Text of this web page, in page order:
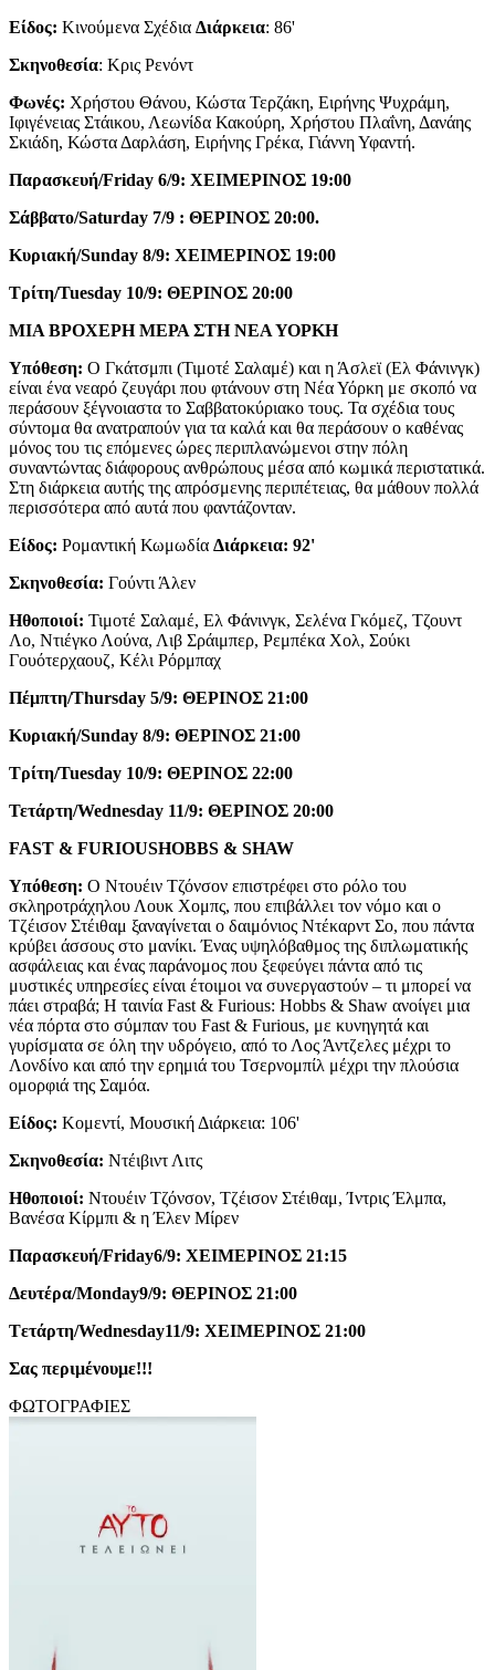
Eίδος: Kινούμενα Σχέδια Διάρκεια: 86'
Σκηνοθεσία: Κρις Ρενόντ
Φωνές: Χρήστου Θάνου, Κώστα Τερζάκη, Ειρήνης Ψυχράμη,
Ιφιγένειας Στάικου, Λεωνίδα Κακούρη, Χρήστου Πλαΐνη, Δανάης
Σκιάδη, Κώστα Δαρλάση, Ειρήνης Γρέκα, Γιάννη Υφαντή.
Παρασκευή/Friday 6/9: XEIMEΡΙΝΟΣ 19:00
Σάββατο/Saturday 7/9 : ΘΕΡΙΝΟΣ 20:00.
Κυριακή/Sunday 8/9: XEIMEΡΙΝΟΣ 19:00
Τρίτη/Tuesday 10/9: ΘEΡΙΝΟΣ 20:00
ΜΙΑ ΒΡΟΧΕΡΗ ΜΕΡΑ ΣΤΗ ΝΕΑ ΥΟΡΚΗ
Υπόθεση: Ο Γκάτσμπι (Τιμοτέ Σαλαμέ) και η Άσλεϊ (Ελ Φάνινγκ)
είναι ένα νεαρό ζευγάρι που φτάνουν στη Νέα Υόρκη με σκοπό να
περάσουν ξέγνοιαστα το Σαββατοκύριακο τους. Τα σχέδια τους
σύντομα θα ανατραπούν για τα καλά και θα περάσουν ο καθένας
μόνος του τις επόμενες ώρες περιπλανώμενοι στην πόλη
συναντώντας διάφορους ανθρώπους μέσα από κωμικά περιστατικά.
Στη διάρκεια αυτής της απρόσμενης περιπέτειας, θα μάθουν πολλά
περισσότερα από αυτά που φαντάζονταν.
Είδος: Ρομαντική Κωμωδία Διάρκεια: 92'
Σκηνοθεσία: Γούντι Άλεν
Ηθοποιοί: Τιμοτέ Σαλαμέ, Ελ Φάνινγκ, Σελένα Γκόμεζ, Τζουντ
Λο, Ντιέγκο Λούνα, Λιβ Σράιμπερ, Ρεμπέκα Χολ, Σούκι
Γουότερχαουζ, Κέλι Ρόρμπαχ
Πέμπτη/Thursday 5/9: ΘΕΡΙΝΟΣ 21:00
Κυριακή/Sunday 8/9: ΘΕΡΙΝΟΣ 21:00
Τρίτη/Tuesday 10/9: ΘΕΡΙΝΟΣ 22:00
Τετάρτη/Wednesday 11/9: ΘΕΡΙΝΟΣ 20:00
FAST & FURIOUSHOBBS & SHAW
Υπόθεση: Ο Ντουέιν Τζόνσον επιστρέφει στο ρόλο του
σκληροτράχηλου Λουκ Χομπς, που επιβάλλει τον νόμο και ο
Τζέισον Στέιθαμ ξαναγίνεται ο δαιμόνιος Ντέκαρντ Σο, που πάντα
κρύβει άσσους στο μανίκι. Ένας υψηλόβαθμος της διπλωματικής
ασφάλειας και ένας παράνομος που ξεφεύγει πάντα από τις
μυστικές υπηρεσίες είναι έτοιμοι να συνεργαστούν – τι μπορεί να
πάει στραβά; Η ταινία Fast & Furious: Hobbs & Shaw ανοίγει μια
νέα πόρτα στο σύμπαν του Fast & Furious, με κυνηγητά και
γυρίσματα σε όλη την υδρόγειο, από το Λος Άντζελες μέχρι το
Λονδίνο και από την ερημιά του Τσερνομπίλ μέχρι την πλούσια
ομορφιά της Σαμόα.
Είδος: Κομεντί, Μουσική Διάρκεια: 106'
Σκηνοθεσία: Ντέιβιντ Λιτς
Ηθοποιοί: Ντουέιν Τζόνσον, Τζέισον Στέιθαμ, Ίντρις Έλμπα,
Βανέσα Κίρμπι & η Έλεν Μίρεν
Παρασκευή/Friday6/9: ΧΕΙΜΕΡΙΝΟΣ 21:15
Δευτέρα/Monday9/9: ΘEΡΙΝΟΣ 21:00
Tετάρτη/Wednesday11/9: XEIMEΡΙΝΟΣ 21:00
Σας περιμένουμε!!!
ΦΩΤΟΓΡΑΦΙΕΣ